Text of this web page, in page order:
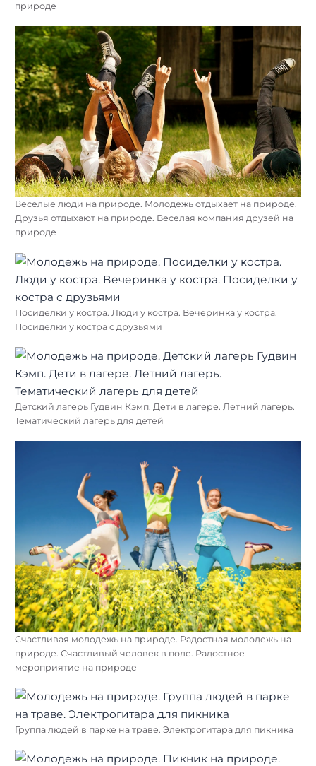
природе
Веселые люди на природе. Молодежь отдыхает на природе.
Друзья отдыхают на природе. Веселая компания друзей на
природе
Посиделки у костра. Люди у костра. Вечеринка у костра.
Посиделки у костра с друзьями
Детский лагерь Гудвин Кэмп. Дети в лагере. Летний лагерь.
Тематический лагерь для детей
Счастливая молодежь на природе. Радостная молодежь на
природе. Счастливый человек в поле. Радостное
мероприятие на природе
Группа людей в парке на траве. Электрогитара для пикника